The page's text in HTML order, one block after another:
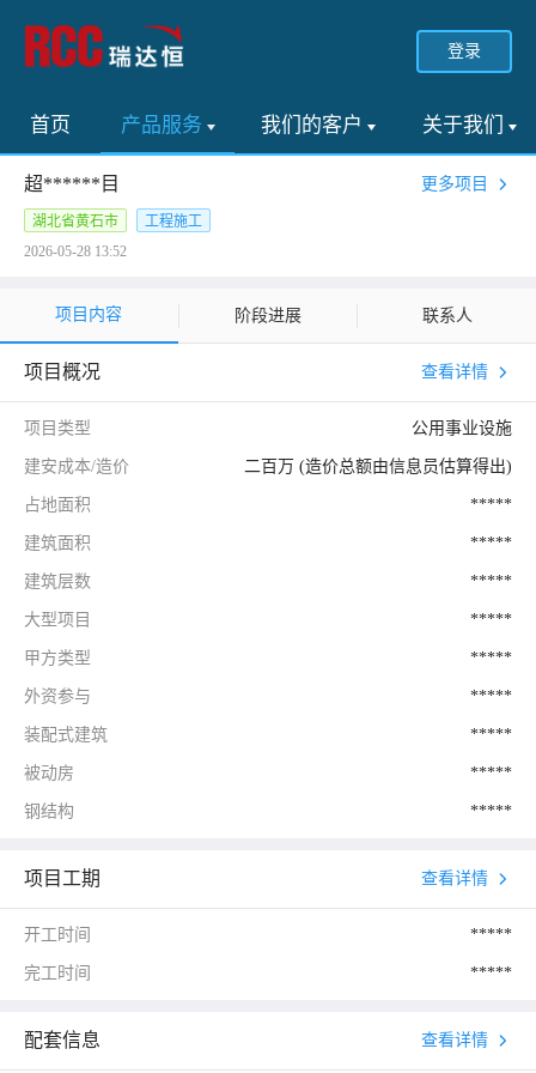
登录
首页 产品服务 我们的客户 关于我们
超******目 更多项目
湖北省黄石市
工程施工
2026-05-28 13:52
项目内容 阶段进展 联系人
项目概况 查看详情
项目类型 公用事业设施
建安成本/造价 二百万 (造价总额由信息员估算得出)
占地面积 *****
建筑面积 *****
建筑层数 *****
大型项目 *****
甲方类型 *****
外资参与 *****
装配式建筑 *****
被动房 *****
钢结构 *****
项目工期 查看详情
开工时间 *****
完工时间 *****
配套信息 查看详情